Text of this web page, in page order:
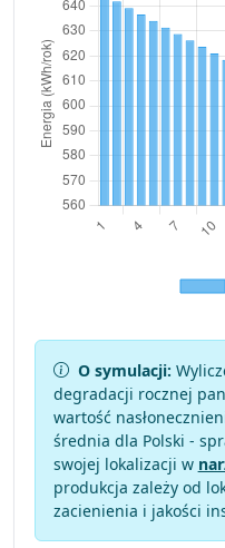
O symulacji:
degradacji rocznej
wartość
średnia dla Polski -
swojej lokalizacji w
produkcja zależy od
zacienienia i jakości